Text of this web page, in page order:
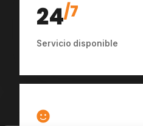
24/7
Servicio disponible